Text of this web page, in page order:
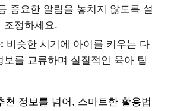
중요한 알림을 놓치지 않도록 설
조정하세요.
비슷한 시기에 아이를 키우는 다
보를 교류하며 실질적인 육아 팁
천 정보를 넘어, 스마트한 활용법